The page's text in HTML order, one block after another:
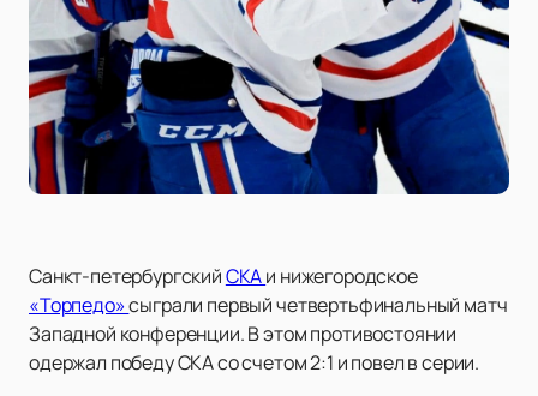
Санкт-петербургскийСКАи нижегородское
«Торпедо»сыграли первый четвертьфинальный матч
Западной конференции. В этом противостоянии
одержал победу СКА со счетом 2:1 и повел в серии.